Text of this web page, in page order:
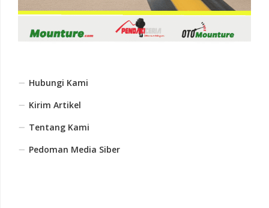
Hubungi Kami
Kirim Artikel
Tentang Kami
Pedoman Media Siber